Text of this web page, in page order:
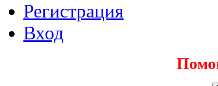
Регистрация
Вход